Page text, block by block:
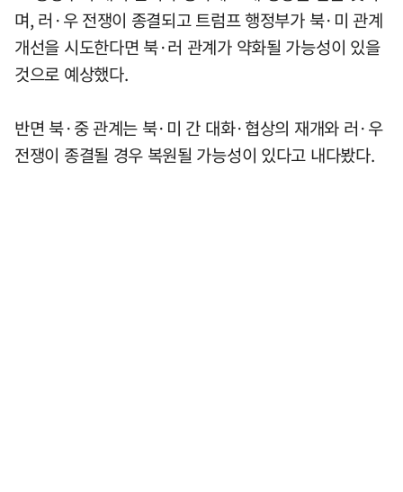
며, 러·우 전쟁이 종결되고 트럼프 행정부가 북·미 관계
개선을 시도한다면 북·러 관계가 약화될 가능성이 있을
것으로 예상했다.
반면 북·중 관계는 북·미 간 대화·협상의 재개와 러·우
전쟁이 종결될 경우 복원될 가능성이 있다고 내다봤다.